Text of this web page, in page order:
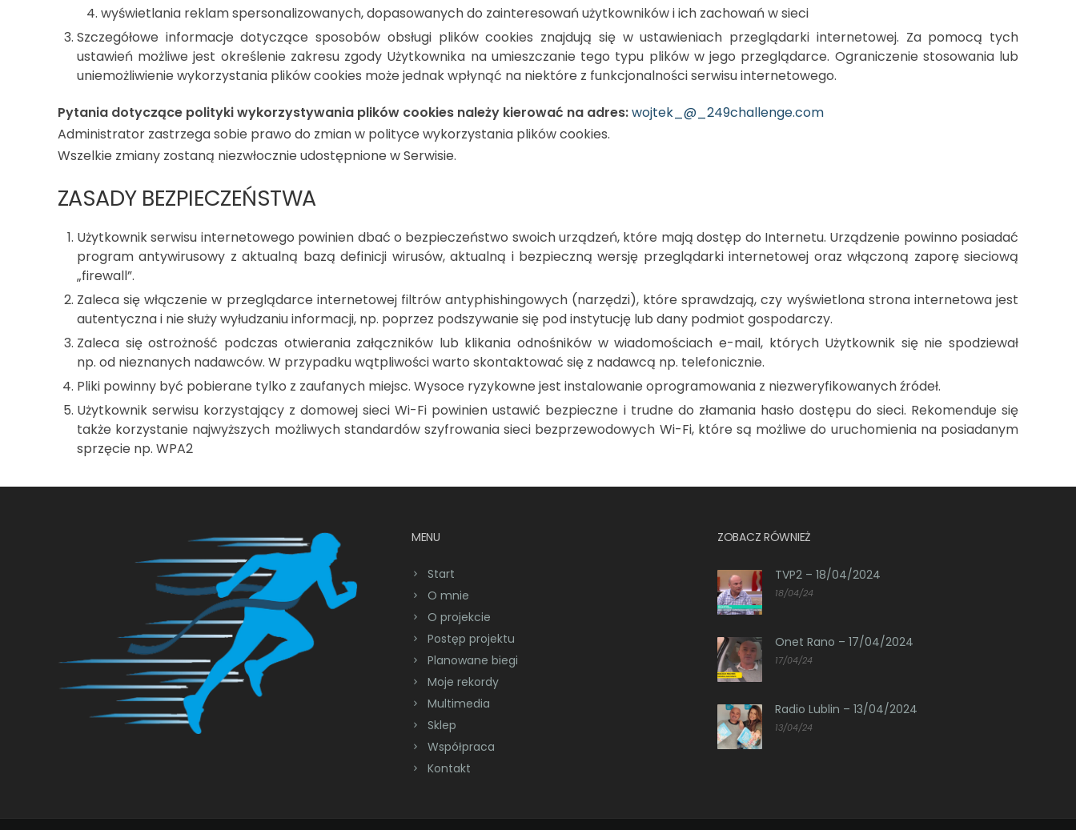
wyświetlania reklam spersonalizowanych, dopasowanych do zainteresowań użytkowników i ich zachowań w sieci
Szczegółowe informacje dotyczące sposobów obsługi plików cookies znajdują się w ustawieniach przeglądarki internetowej. Za pomocą tych
ustawień możliwe jest określenie zakresu zgody Użytkownika na umieszczanie tego typu plików w jego przeglądarce. Ograniczenie stosowania lub
uniemożliwienie wykorzystania plików cookies może jednak wpłynąć na niektóre z funkcjonalności serwisu internetowego.
Pytania dotyczące polityki wykorzystywania plików cookies należy kierować na adres:wojtek_@_249challenge.com
Administrator zastrzega sobie prawo do zmian w polityce wykorzystania plików cookies.
Wszelkie zmiany zostaną niezwłocznie udostępnione w Serwisie.
ZASADY BEZPIECZEŃSTWA
Użytkownik serwisu internetowego powinien dbać o bezpieczeństwo swoich urządzeń, które mają dostęp do Internetu. Urządzenie powinno posiadać
program antywirusowy z aktualną bazą definicji wirusów, aktualną i bezpieczną wersję przeglądarki internetowej oraz włączoną zaporę sieciową
„firewall”.
Zaleca się włączenie w przeglądarce internetowej filtrów antyphishingowych (narzędzi), które sprawdzają, czy wyświetlona strona internetowa jest
autentyczna i nie służy wyłudzaniu informacji, np. poprzez podszywanie się pod instytucję lub dany podmiot gospodarczy.
Zaleca się ostrożność podczas otwierania załączników lub klikania odnośników w wiadomościach e-mail, których Użytkownik się nie spodziewał
np. od nieznanych nadawców. W przypadku wątpliwości warto skontaktować się z nadawcą np. telefonicznie.
Pliki powinny być pobierane tylko z zaufanych miejsc. Wysoce ryzykowne jest instalowanie oprogramowania z niezweryfikowanych źródeł.
Użytkownik serwisu korzystający z domowej sieci Wi-Fi powinien ustawić bezpieczne i trudne do złamania hasło dostępu do sieci. Rekomenduje się
także korzystanie najwyższych możliwych standardów szyfrowania sieci bezprzewodowych Wi-Fi, które są możliwe do uruchomienia na posiadanym
sprzęcie np. WPA2
MENU
Start
O mnie
O projekcie
Postęp projektu
Planowane biegi
Moje rekordy
Multimedia
Sklep
Współpraca
Kontakt
ZOBACZ RÓWNIEŻ
TVP2 – 18/04/2024
18/04/24
Onet Rano – 17/04/2024
17/04/24
Radio Lublin – 13/04/2024
13/04/24